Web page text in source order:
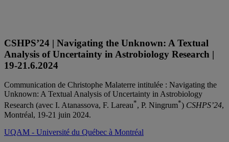
CSHPS’24 | Navigating the Unknown: A Textual
Analysis of Uncertainty in Astrobiology Research |
19-21.6.2024
Communication de Christophe Malaterre intitulée : Navigating the
Unknown: A Textual Analysis of Uncertainty in Astrobiology
Research (avec I. Atanassova, F. Lareau*, P. Ningrum*) CSHPS’24,
Montréal, 19-21 juin 2024.
UQAM - Université du Québec à Montréal